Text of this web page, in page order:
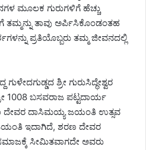
ಮೂಲಕ ಗುರುಗಳಿಗೆ ಹೆಚ್ಚು
ತಮ್ಮನ್ನು ತಾವು ಅರ್ಪಿಸಿಕೊಂಡಂತಹ
ಪ್ರತಿಯೊಬ್ಬರು ತಮ್ಮ ಜೀವನದಲ್ಲಿ
ಶ್ರೀ ಗುರುಸಿದ್ಧೇಶ್ವರ
1008 ಬಸವರಾಜ ಪಟ್ಟದಾರ್ಯ
ದೇವರ ದಾಸಿಮಯ್ಯ ಜಯಂತಿ ಉತ್ಸವ
ಇದಾಗಿದೆ, ಶರಣ ದೇವರ
ಸೀಮಿತವಾಗದೇ ಅವರು